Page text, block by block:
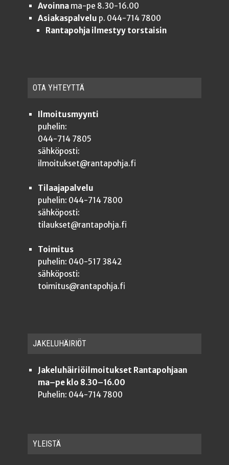
Avoinnama-pe 8.30-16.00
Asiakaspalvelu p. 044-714 7800
Rantapohja ilmestyy torstaisin
OTA YHTEYT­TÄ
Ilmoitusmyynti
puhelin:
044-714 7805
sähköposti:
ilmoitukset@rantapohja.fi
Tilaajapalvelu
puhelin: 044-714 7800
sähköposti:
tilaukset@rantapohja.fi
Toimitus
puhelin: 040-517 3842
sähköposti:
toimitus@rantapohja.fi
JAKE­LU­HÄI­RIÖT
Jakeluhäiriöilmoitukset Rantapohjaan
ma–pe klo 8.30–16.00
Puhelin: 044-714 7800
YLEISTÄ